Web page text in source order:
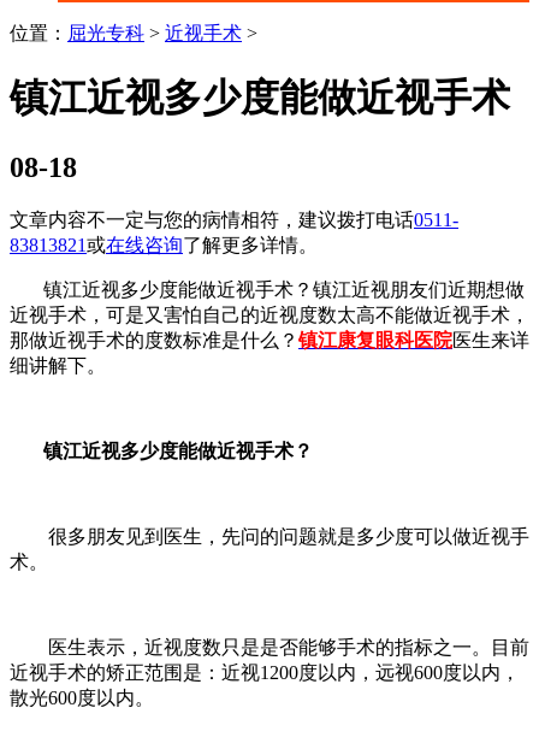
位置： 屈光专科 > 近视手术 >
镇江近视多少度能做近视手术
08-18
文章内容不一定与您的病情相符，建议拨打电话0511-
83813821或在线咨询了解更多详情。
镇江近视多少度能做近视手术？镇江近视朋友们近期想做
近视手术，可是又害怕自己的近视度数太高不能做近视手术，
那做近视手术的度数标准是什么？ 镇江康复眼科医院医生来详
细讲解下。
镇江近视多少度能做近视手术？
很多朋友见到医生，先问的问题就是多少度可以做近视手
术。
医生表示，近视度数只是是否能够手术的指标之一。目前
近视手术的矫正范围是：近视1200度以内，远视600度以内，
散光600度以内。